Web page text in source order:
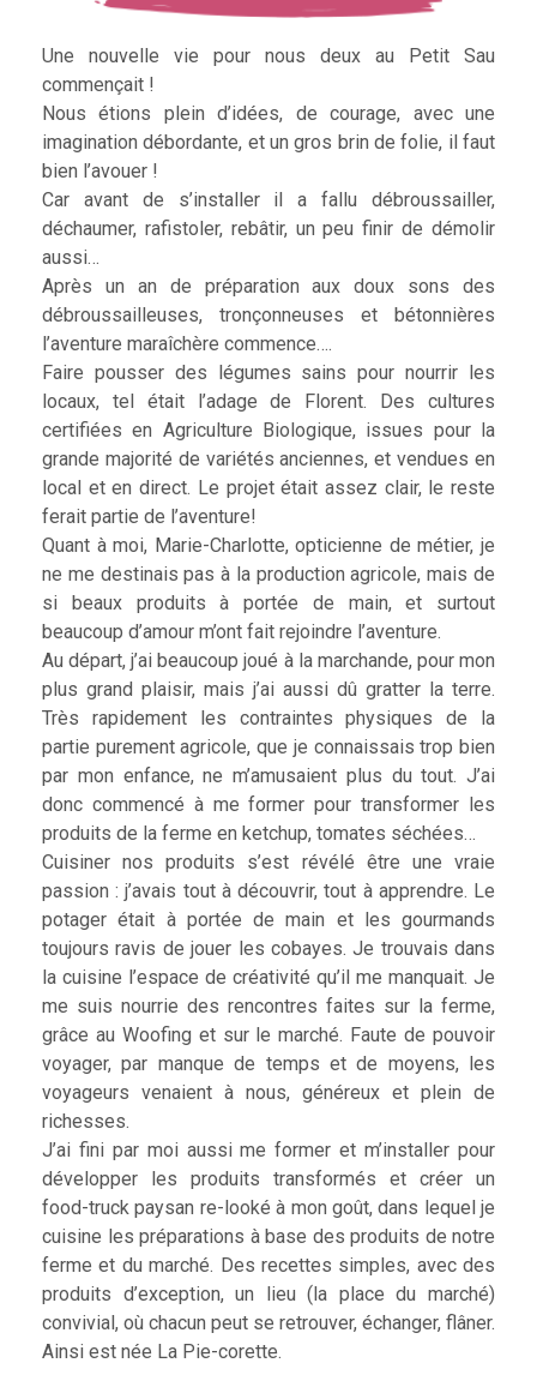
Une nouvelle vie pour nous deux au Petit Sau
commençait !
Nous étions plein d’idées, de courage, avec une
imagination débordante, et un gros brin de folie, il faut
bien l’avouer !
Car avant de s’installer il a fallu débroussailler,
déchaumer, rafistoler, rebâtir, un peu finir de démolir
aussi…
Après un an de préparation aux doux sons des
débroussailleuses, tronçonneuses et bétonnières
l’aventure maraîchère commence….
Faire pousser des légumes sains pour nourrir les
locaux, tel était l’adage de Florent. Des cultures
certifiées en Agriculture Biologique, issues pour la
grande majorité de variétés anciennes, et vendues en
local et en direct. Le projet était assez clair, le reste
ferait partie de l’aventure!
Quant à moi, Marie-Charlotte, opticienne de métier, je
ne me destinais pas à la production agricole, mais de
si beaux produits à portée de main, et surtout
beaucoup d’amour m’ont fait rejoindre l’aventure.
Au départ, j’ai beaucoup joué à la marchande, pour mon
plus grand plaisir, mais j’ai aussi dû gratter la terre.
Très rapidement les contraintes physiques de la
partie purement agricole, que je connaissais trop bien
par mon enfance, ne m’amusaient plus du tout. J’ai
donc commencé à me former pour transformer les
produits de la ferme en ketchup, tomates séchées…
Cuisiner nos produits s’est révélé être une vraie
passion : j’avais tout à découvrir, tout à apprendre. Le
potager était à portée de main et les gourmands
toujours ravis de jouer les cobayes. Je trouvais dans
la cuisine l’espace de créativité qu’il me manquait. Je
me suis nourrie des rencontres faites sur la ferme,
grâce au Woofing et sur le marché. Faute de pouvoir
voyager, par manque de temps et de moyens, les
voyageurs venaient à nous, généreux et plein de
richesses.
J’ai fini par moi aussi me former et m’installer pour
développer les produits transformés et créer un
food-truck paysan re-looké à mon goût, dans lequel je
cuisine les préparations à base des produits de notre
ferme et du marché. Des recettes simples, avec des
produits d’exception, un lieu (la place du marché)
convivial, où chacun peut se retrouver, échanger, flâner.
Ainsi est née La Pie-corette.